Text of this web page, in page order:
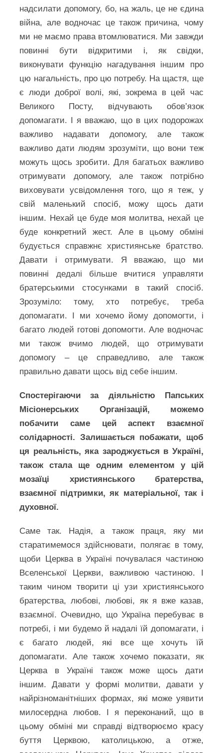
надсилати допомогу, бо, на жаль, це не єдина
війна, але водночас це також причина, чому
ми не маємо права втомлюватися. Ми завжди
повинні бути відкритими і, як свідки,
виконувати функцію нагадування іншим про
цю нагальність, про цю потребу. На щастя, ще
є люди доброї волі, які, зокрема в цей час
Великого Посту, відчувають обов’язок
допомагати. І я вважаю, що в цих подорожах
важливо надавати допомогу, але також
важливо дати людям зрозуміти, що вони теж
можуть щось зробити. Для багатьох важливо
отримувати допомогу, але також потрібно
виховувати усвідомлення того, що я теж, у
свій маленький спосіб, можу щось дати
іншим. Нехай це буде моя молитва, нехай це
буде конкретний жест. Але в цьому обміні
будується справжнє християнське братство.
Давати і отримувати. Я вважаю, що ми
повинні дедалі більше вчитися управляти
братерськими стосунками в такий спосіб.
Зрозуміло: тому, хто потребує, треба
допомагати. І ми хочемо йому допомогти, і
багато людей готові допомогти. Але водночас
ми також вчимо людей, що отримувати
допомогу – це справедливо, але також
правильно давати щось від себе іншим.
Спостерігаючи за діяльністю Папських
Місіонерських Організацій, можемо
побачити саме цей аспект взаємної
солідарності. Залишається побажати, щоб
ця реальність, яка зароджується в Україні,
також стала ще одним елементом у цій
мозаїці християнського братерства,
взаємної підтримки, як матеріальної, так і
духовної.
Саме так. Надія, а також праця, яку ми
старатимемося здійснювати, полягає в тому,
щоби Церква в Україні почувалася частиною
Вселенської Церкви, важливою частиною. І
таким чином творити ці узи християнського
братерства, любові, любові, як я вже казав,
взаємної. Очевидно, що Україна перебуває в
потребі, і ми будемо й надалі їй допомагати, і
є багато людей, які все ще хочуть їй
допомагати. Але також хочемо показати, як
Церква в Україні також може щось дати
іншим. Давати у формі молитви, давати у
найрізноманітніших формах, які може уявити
милосердна любов. І я переконаний, що в
цьому обміні ми справді відтворюємо красу
буття Церквою, католицькою, а отже,